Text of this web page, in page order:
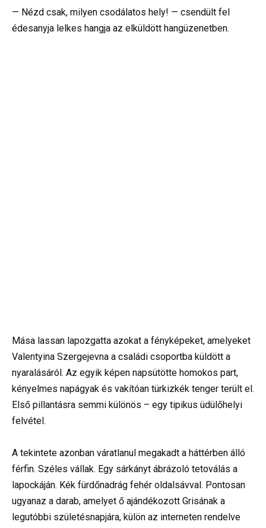
— Nézd csak, milyen csodálatos hely! — csendült fel
édesanyja lelkes hangja az elküldött hangüzenetben.
Mása lassan lapozgatta azokat a fényképeket, amelyeket
Valentyina Szergejevna a családi csoportba küldött a
nyaralásáról. Az egyik képen napsütötte homokos part,
kényelmes napágyak és vakítóan türkizkék tenger terült el.
Első pillantásra semmi különös – egy tipikus üdülőhelyi
felvétel.
A tekintete azonban váratlanul megakadt a háttérben álló
férfin. Széles vállak. Egy sárkányt ábrázoló tetoválás a
lapockáján. Kék fürdőnadrág fehér oldalsávval. Pontosan
ugyanaz a darab, amelyet ő ajándékozott Grisának a
legutóbbi születésnapjára, külön az interneten rendelve